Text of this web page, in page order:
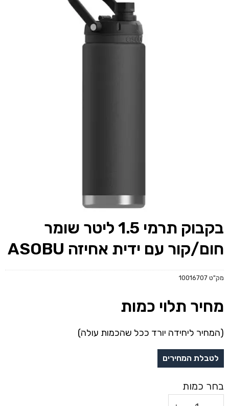
בקבוק תרמי 1.5 ליטר שומר
חום/קור עם ידית אחיזה ASOBU
מק"ט 10016707
מחיר תלוי כמות
(המחיר ליחידה יורד ככל שהכמות עולה)